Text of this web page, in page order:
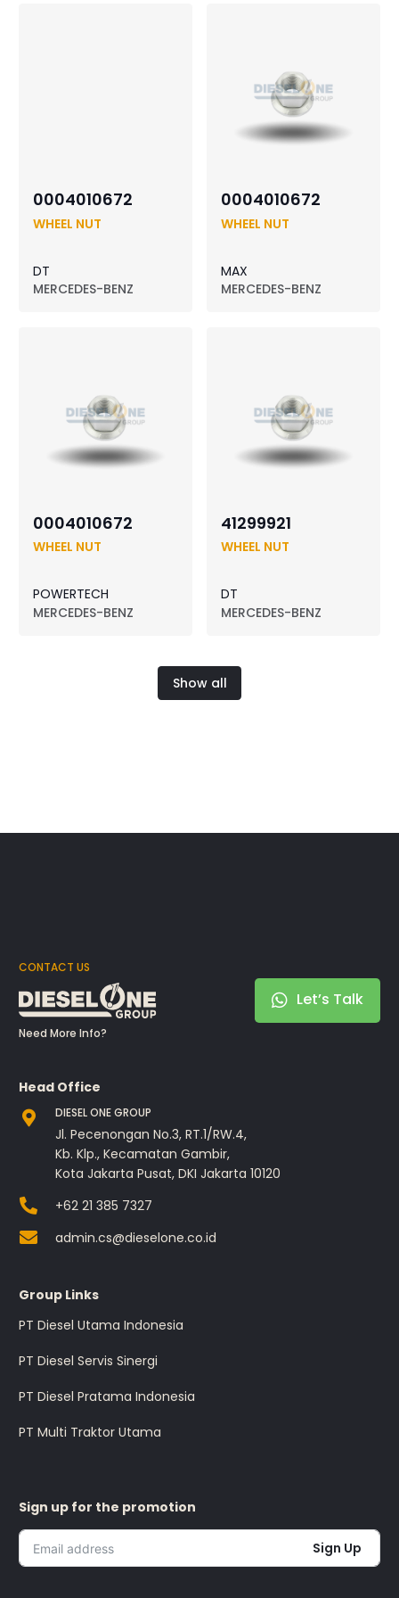
0004010672
WHEEL NUT
DT
MERCEDES-BENZ
0004010672
WHEEL NUT
MAX
MERCEDES-BENZ
0004010672
WHEEL NUT
POWERTECH
MERCEDES-BENZ
41299921
WHEEL NUT
DT
MERCEDES-BENZ
Show all
CONTACT US
Need More Info?
Let’s Talk
Head Office
DIESEL ONE GROUP
Jl. Pecenongan No.3, RT.1/RW.4,
Kb. Klp., Kecamatan Gambir,
Kota Jakarta Pusat, DKI Jakarta 10120
+62 21 385 7327
admin.cs@dieselone.co.id
Group Links
PT Diesel Utama Indonesia
PT Diesel Servis Sinergi
PT Diesel Pratama Indonesia
PT Multi Traktor Utama
Sign up for the promotion
Sign Up